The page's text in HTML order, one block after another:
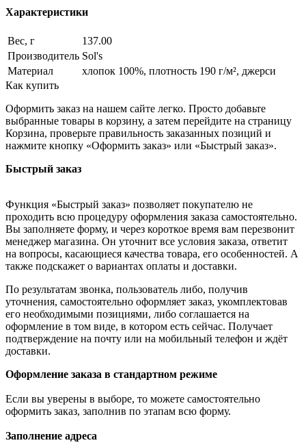
Характеристики
Вес, г
137.00
Производитель Sol's
Материал
хлопок 100%, плотность 190 г/м², джерси
Как купить
Оформить заказ на нашем сайте легко. Просто добавьте
выбранные товары в корзину, а затем перейдите на страницу
Корзина, проверьте правильность заказанных позиций и
нажмите кнопку «Оформить заказ» или «Быстрый заказ».
Быстрый заказ
Функция «Быстрый заказ» позволяет покупателю не
проходить всю процедуру оформления заказа самостоятельно.
Вы заполняете форму, и через короткое время вам перезвонит
менеджер магазина. Он уточнит все условия заказа, ответит
на вопросы, касающиеся качества товара, его особенностей. А
также подскажет о вариантах оплаты и доставки.
По результатам звонка, пользователь либо, получив
уточнения, самостоятельно оформляет заказ, укомплектовав
его необходимыми позициями, либо соглашается на
оформление в том виде, в котором есть сейчас. Получает
подтверждение на почту или на мобильный телефон и ждёт
доставки.
Оформление заказа в стандартном режиме
Если вы уверены в выборе, то можете самостоятельно
оформить заказ, заполнив по этапам всю форму.
Заполнение адреса